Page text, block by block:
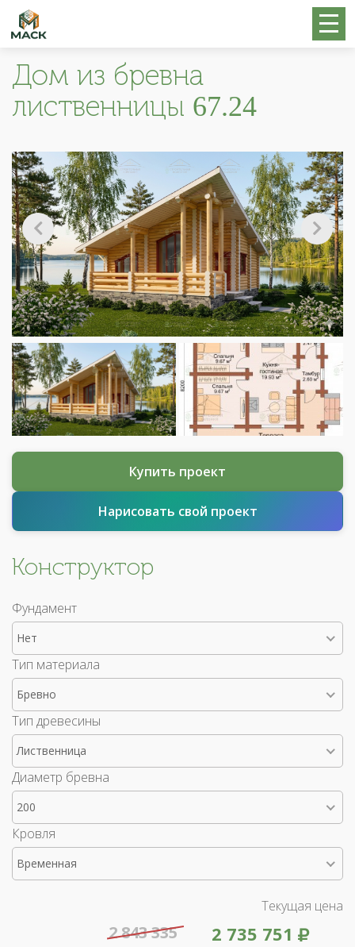
Дом из бревна
лиственницы 67.24
Купить проект
Нарисовать свой проект
Конструктор
Фундамент
Нет
Тип материала
Бревно
Тип древесины
Лиственница
Диаметр бревна
200
Кровля
Временная
Текущая цена
2 735 751
2 843 335